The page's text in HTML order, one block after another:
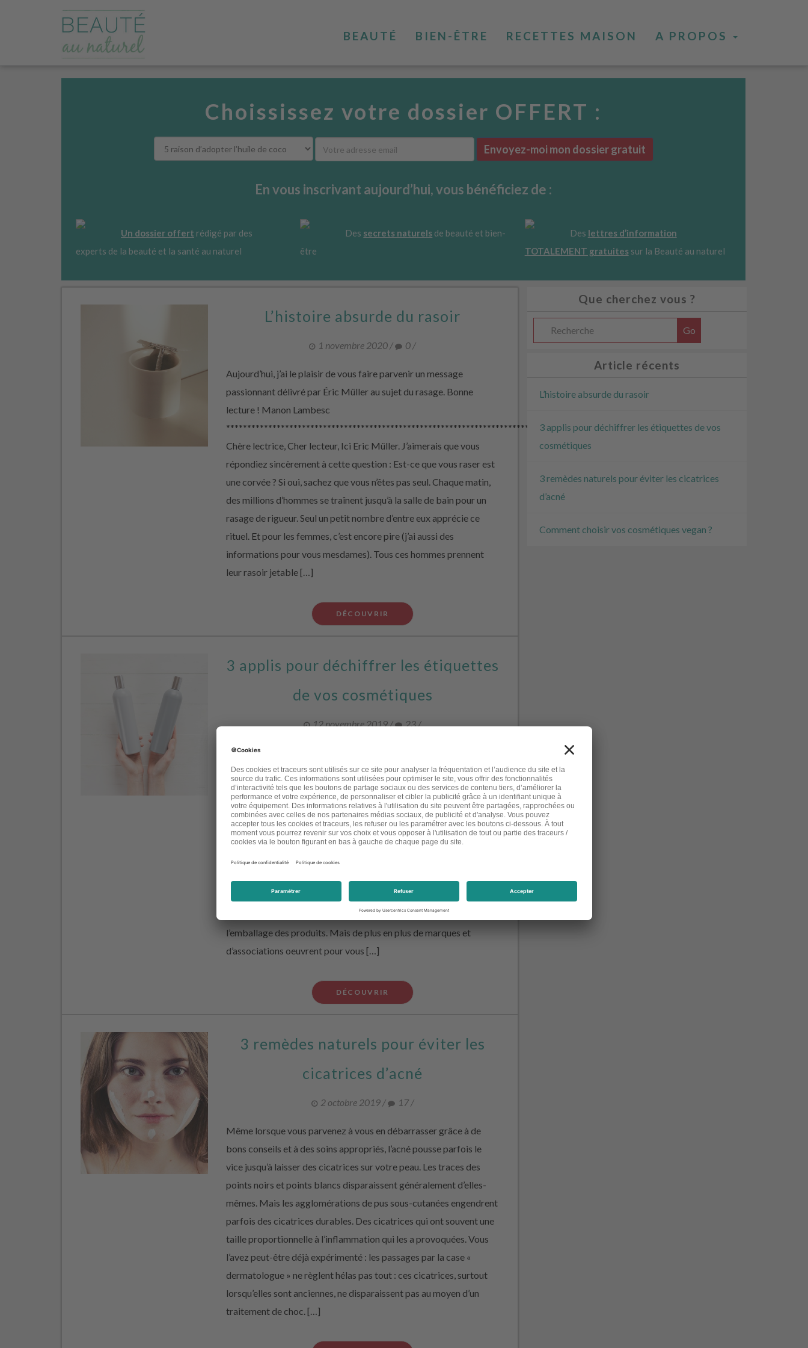
BEAUTÉ BIEN-ÊTRE RECETTES MAISON A PROPOS
Choississez votre dossier OFFERT :
Envoyez-moi mon dossier gratuit
En vous inscrivant aujourd’hui, vous bénéficiez de :
Un dossier offert rédigé par des
experts de la beauté et la santé au naturel
Des secrets naturels de beauté et bien-
être
Des lettres d’information
TOTALEMENT gratuitessur la Beauté au naturel
L’histoire absurde du rasoir
1 novembre 2020 / 0 /
Aujourd’hui, j’ai le plaisir de vous faire parvenir un message
passionnant délivré par Éric Müller au sujet du rasage. Bonne
lecture ! Manon Lambesc
*****************************************************************************************
Chère lectrice, Cher lecteur, Ici Eric Müller. J’aimerais que vous
répondiez sincèrement à cette question : Est-ce que vous raser est
une corvée ? Si oui, sachez que vous n’êtes pas seul. Chaque matin,
des millions d’hommes se traînent jusqu’à la salle de bain pour un
rasage de rigueur. Seul un petit nombre d’entre eux apprécie ce
rituel. Et pour les femmes, c’est encore pire (j’ai aussi des
informations pour vous mesdames). Tous ces hommes prennent
leur rasoir jetable […]
DÉCOUVRIR
3 applis pour déchiffrer les étiquettes
de vos cosmétiques
12 novembre 2019/ 23/
Aujourd’hui, vous n’avez plus le choix : vous devez apprendre à lire
les étiquettes des produits de beauté ! Vous savez que certains
cosmétiques contiennent de potentiels perturbateurs endocriniens
et c’est sans compter la présence d’autres substances
controversées qui pourraient être néfastes pour la santé et
l’environnement : huiles minérales, dérivés pétrochimiques,
silicones, polymères, matières éthoxylées, conservateurs,
biocides… La liste des ingrédients controversées est longue et il
peut être difficile de s’y retrouver. Pour couronner le tout, leurs
noms barbares sont dissimulés en caractères minuscules sur
l’emballage des produits. Mais de plus en plus de marques et
d’associations oeuvrent pour vous […]
DÉCOUVRIR
3 remèdes naturels pour éviter les
cicatrices d’acné
2 octobre 2019/ 17/
Même lorsque vous parvenez à vous en débarrasser grâce à de
bons conseils et à des soins appropriés, l’acné pousse parfois le
vice jusqu’à laisser des cicatrices sur votre peau. Les traces des
points noirs et points blancs disparaissent généralement d’elles-
mêmes. Mais les agglomérations de pus sous-cutanées engendrent
parfois des cicatrices durables. Des cicatrices qui ont souvent une
taille proportionnelle à l’inflammation qui les a provoquées. Vous
l’avez peut-être déjà expérimenté : les passages par la case «
dermatologue » ne règlent hélas pas tout : ces cicatrices, surtout
lorsqu’elles sont anciennes, ne disparaissent pas au moyen d’un
traitement de choc. […]
Que cherchez vous ?
Article récents
L’histoire absurde du rasoir
3 applis pour déchiffrer les étiquettes de vos
cosmétiques
3 remèdes naturels pour éviter les cicatrices
d’acné
Comment choisir vos cosmétiques vegan ?